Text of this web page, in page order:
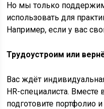
Но мы только
использовать для
Например, если у вас
Трудоустроим или
Вас ждёт
HR-специалиста.
подготовите портфолио